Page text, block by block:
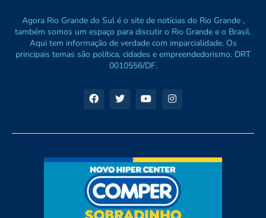
Agora Rio Grande do Sul é o site de notícias do Rio Grande ,
também somos um espaço para discutir o Rio Grande e o Brasil.
Aqui tem informação de verdade com imparcialidade. Os
principais temas são política, cidades e empreendedorismo. DRT
0010556/DF.